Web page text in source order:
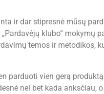
ir dar stipresnė mūsų
„Pardavėjų klubo“ mokymų
temos ir metodikos,
parduoti vien gerą
nei bet kada anksčiau,